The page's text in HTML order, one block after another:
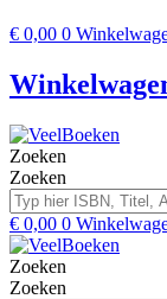
€ 0,00 0
Zoeken
Zoeken
€ 0,00 0
Zoeken
Zoeken